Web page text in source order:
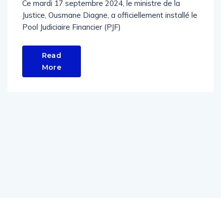
Ce mardi 17 septembre 2024, le ministre de la
Justice, Ousmane Diagne, a officiellement installé le
Pool Judiciaire Financier (PJF)
Read
More